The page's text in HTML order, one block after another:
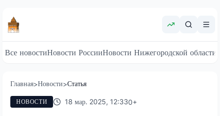
Все новостиНовости РоссииНовости Нижегородской области
Главная>Новости>Статья
НОВОСТИ 18 мар. 2025, 12:330+